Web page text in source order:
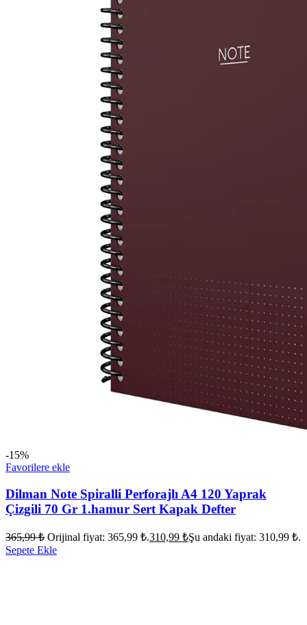
-15%
Favorilere ekle
Dilman Note Spiralli Perforajlı A4 120 Yaprak
Çizgili 70 Gr 1.hamur Sert Kapak Defter
365,99₺ Orijinal fiyat: 365,99 ₺.310,99 ₺Şu andaki fiyat: 310,99 ₺.
Sepete Ekle